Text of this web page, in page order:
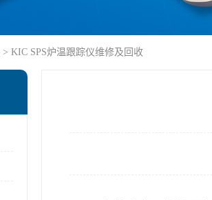
> KIC SPS炉温跟踪仪维修及回收